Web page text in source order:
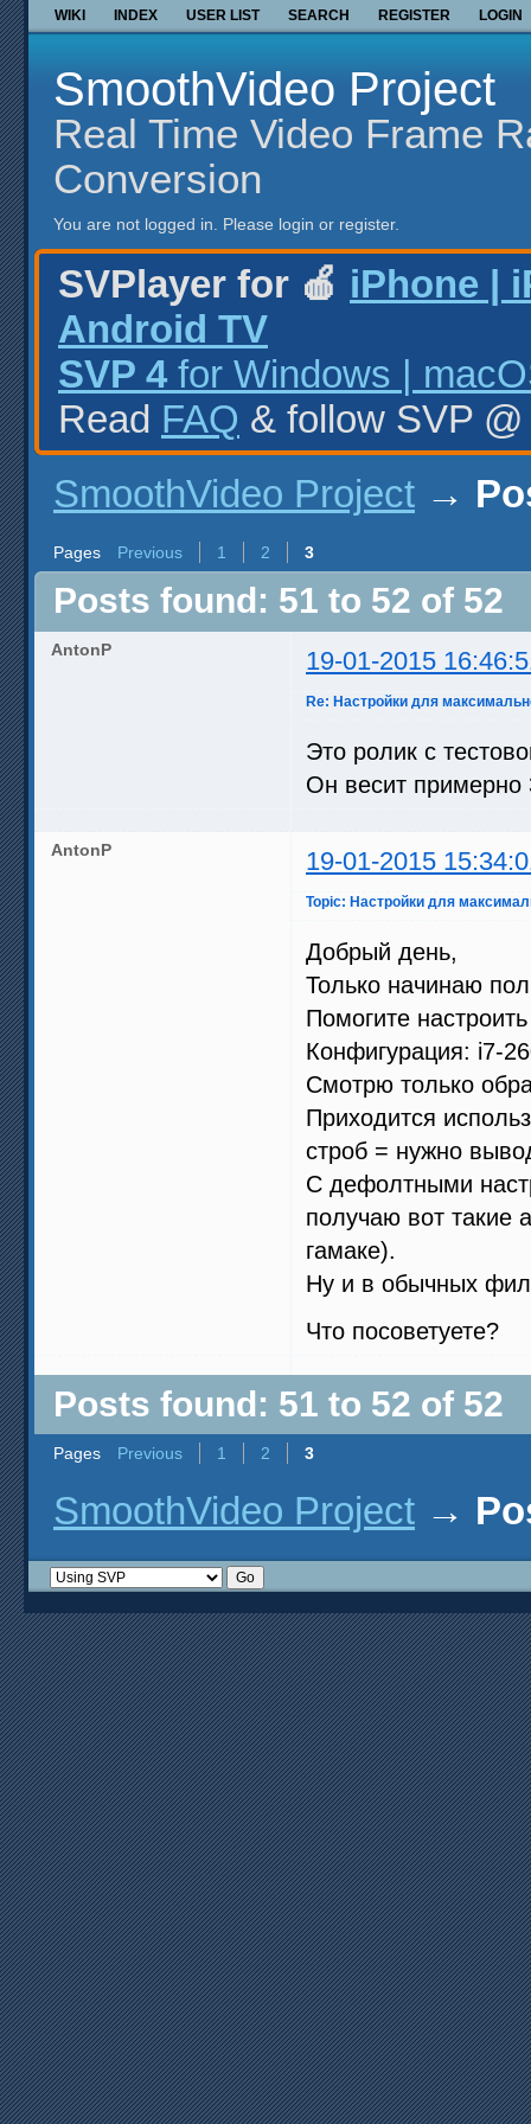
WIKI INDEX USER LIST SEARCH REGISTER LOGIN
SmoothVideo Project
Real Time Video Frame
Conversion
You are not logged in. Please login or register.
SVPlayer for 🍎 iPhone |
Android TV
SVP 4 for Windows |
Read FAQ & follow SVP
SmoothVideo Project →
Pages Previous 1 2 3
Posts found: 51 to 52 of 52
AntonP 19-01-2015
Re: Настройки для
Это ролик с
Он весит примерно
AntonP 19-01-2015
Topic: Настройки для
Добрый день,
Только начинаю
Помогите
Конфигурация: i7-
Смотрю только
Приходится
строб = нужно
С дефолтными
получаю вот такие
гамаке).
Ну и в обычных
Что посоветуете?
Posts found: 51 to 52 of 52
Pages Previous 1 2 3
SmoothVideo Project →